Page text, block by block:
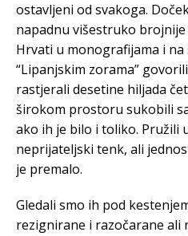
ostavljeni od svakoga.
napadnu višestruko
Hrvati u monografijama i
“Lipanjskim zorama”
rastjerali desetine hiljada
širokom prostoru sukobili
ako ih je bilo i toliko. Pružili
neprijateljski tenk, ali
je premalo.
Gledali smo ih pod
rezignirane i razočarane ali